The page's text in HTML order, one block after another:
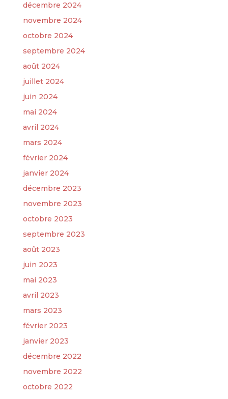
décembre 2024
novembre 2024
octobre 2024
septembre 2024
août 2024
juillet 2024
juin 2024
mai 2024
avril 2024
mars 2024
février 2024
janvier 2024
décembre 2023
novembre 2023
octobre 2023
septembre 2023
août 2023
juin 2023
mai 2023
avril 2023
mars 2023
février 2023
janvier 2023
décembre 2022
novembre 2022
octobre 2022